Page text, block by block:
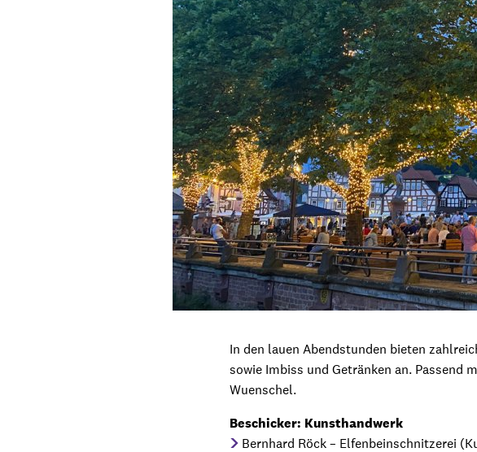
In den lauen Abendstunden bieten
sowie Imbiss und Getränken an. Passend
Wuenschel.
Beschicker: Kunsthandwerk
Bernhard Röck – Elfenbeinschnitzerei